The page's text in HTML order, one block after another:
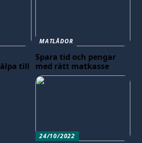
till
MATLÅDOR
Spara tid och pengar
med rätt matkasse
24/10/2022